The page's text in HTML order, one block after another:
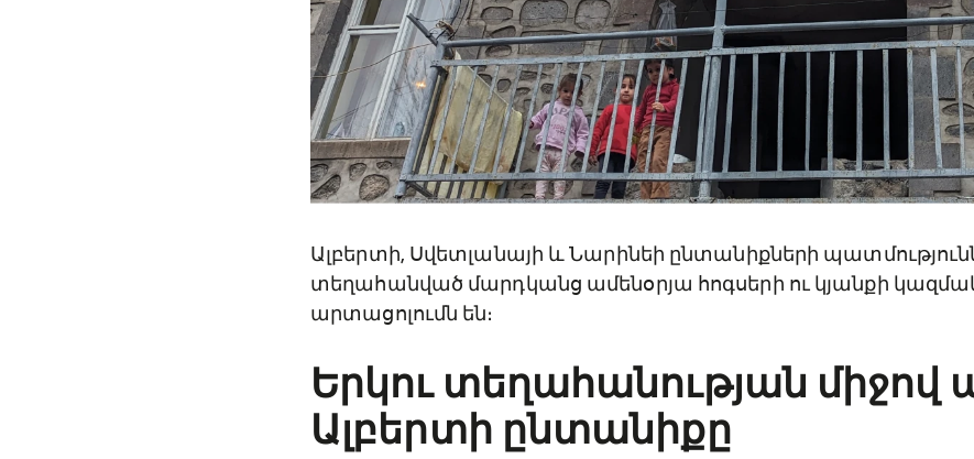
Ալբերտի, Սվետլանայի և Նարինեի ընտանիքների
տեղահանված մարդկանց ամենօրյա հոգսերի ու կյանքի
արտացոլումն են։
Երկու տեղահանության միջով
Ալբերտի ընտանիքը